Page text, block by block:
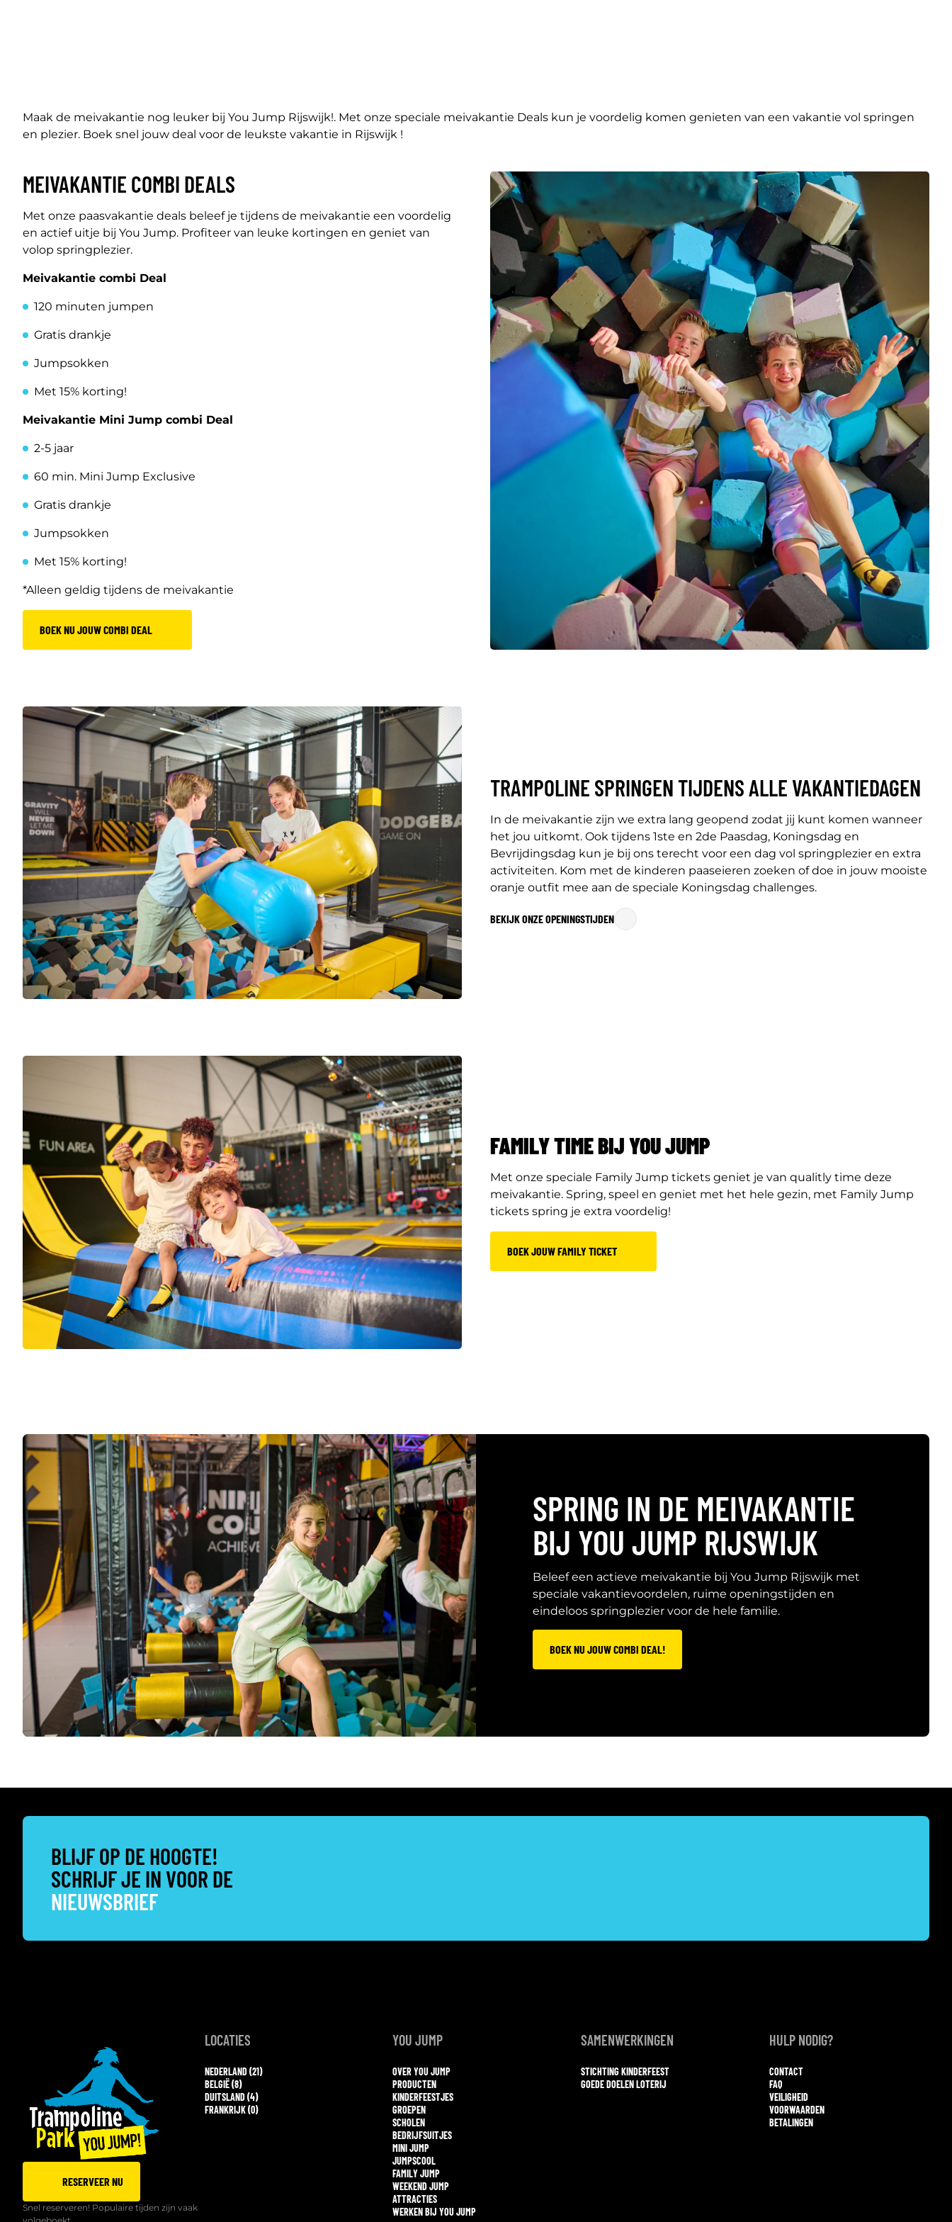
Maak de meivakantie nog leuker bij You Jump Rijswijk!. Met onze speciale meivakantie Deals kun je voordelig komen genieten van een vakantie vol springen
en plezier. Boek snel jouw deal voor de leukste vakantie in Rijswijk !
MEIVAKANTIE COMBI DEALS
Met onze paasvakantie deals beleef je tijdens de meivakantie een voordelig
en actief uitje bij You Jump. Profiteer van leuke kortingen en geniet van
volop springplezier.
Meivakantie combi Deal
120 minuten jumpen
Gratis drankje
Jumpsokken
Met 15% korting!
Meivakantie Mini Jump combi Deal
2-5 jaar
60 min. Mini Jump Exclusive
Gratis drankje
Jumpsokken
Met 15% korting!
*Alleen geldig tijdens de meivakantie
BOEK NU JOUW COMBI DEAL
TRAMPOLINE SPRINGEN TIJDENS ALLE VAKANTIEDAGEN
In de meivakantie zijn we extra lang geopend zodat jij kunt komen wanneer
het jou uitkomt. Ook tijdens 1ste en 2de Paasdag, Koningsdag en
Bevrijdingsdag kun je bij ons terecht voor een dag vol springplezier en extra
activiteiten. Kom met de kinderen paaseieren zoeken of doe in jouw mooiste
oranje outfit mee aan de speciale Koningsdag challenges.
BEKIJK ONZE OPENINGSTIJDEN
FAMILY TIME BIJ YOU JUMP
Met onze speciale Family Jump tickets geniet je van qualitly time deze
meivakantie. Spring, speel en geniet met het hele gezin, met Family Jump
tickets spring je extra voordelig!
BOEK JOUW FAMILY TICKET
SPRING IN DE MEIVAKANTIE
BIJ YOU JUMP RIJSWIJK
Beleef een actieve meivakantie bij You Jump Rijswijk met
speciale vakantievoordelen, ruime openingstijden en
eindeloos springplezier voor de hele familie.
BOEK NU JOUW COMBI DEAL!
BLIJF OP DE HOOGTE!
SCHRIJF JE IN VOOR DE
NIEUWSBRIEF
RESERVEER NU
Snel reserveren! Populaire tijden zijn vaak
LOCATIES
NEDERLAND (21)
BELGIË (8)
DUITSLAND (4)
FRANKRIJK (0)
YOU JUMP
OVER YOU JUMP
PRODUCTEN
KINDERFEESTJES
GROEPEN
SCHOLEN
BEDRIJFSUITJES
MINI JUMP
JUMPSCOOL
FAMILY JUMP
WEEKEND JUMP
ATTRACTIES
WERKEN BIJ YOU JUMP
SAMENWERKINGEN
STICHTING KINDERFEEST
GOEDE DOELEN LOTERIJ
HULP NODIG?
CONTACT
FAQ
VEILIGHEID
VOORWAARDEN
BETALINGEN